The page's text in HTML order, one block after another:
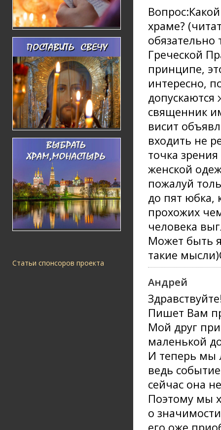
Статьи спонсоров проекта
храме?
Греческой
принципе,
интересно,
священник
висит
входить не
точка
женской
пожалуй
до пят юбка,
прохожих
человека
Может быть
такие
Андрей
Пишет Вам
Мой друг
маленькой
И теперь мы
ведь
сейчас она
Поэтому мы
о